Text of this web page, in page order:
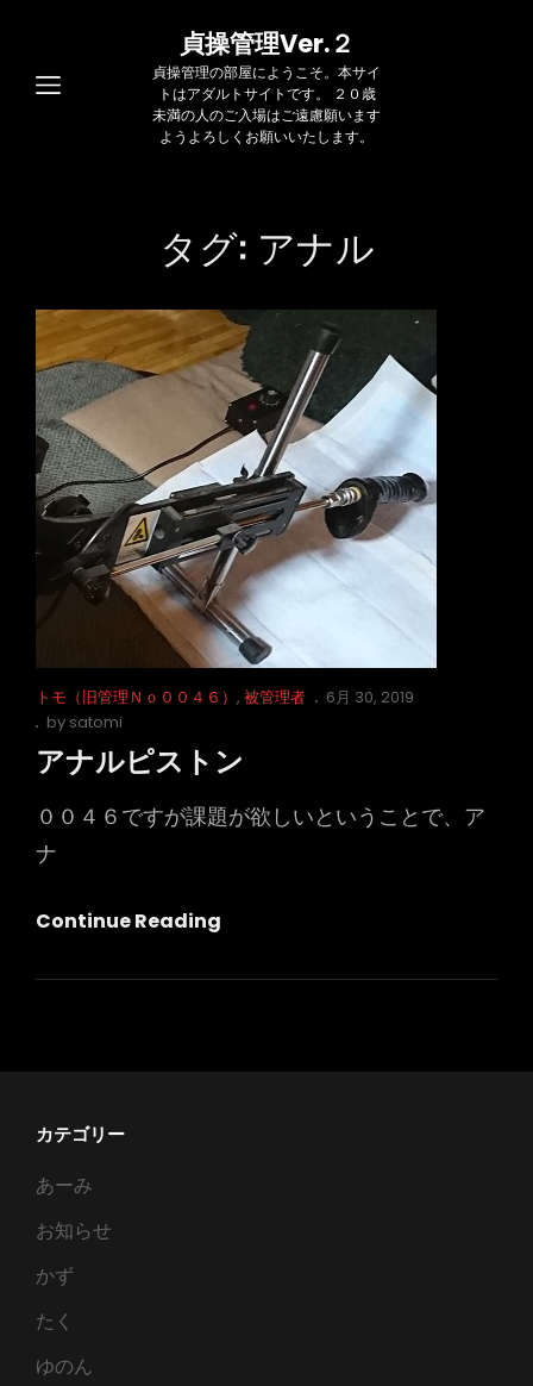
貞操管理Ver.２
貞操管理の部屋にようこそ。本サイ
トはアダルトサイトです。 ２０歳
未満の人のご入場はご遠慮願います
ようよろしくお願いいたします。
タグ: アナル
Cat
Links
トモ（旧管理Ｎｏ００４６） , 被管理者
Posted
6月 30, 2019
by satomi
アナルピストン
００４６ですが課題が欲しいということで、ア
ナ
Continue Reading
ル
カテゴリー
あーみ
お知らせ
かず
たく
ゆのん